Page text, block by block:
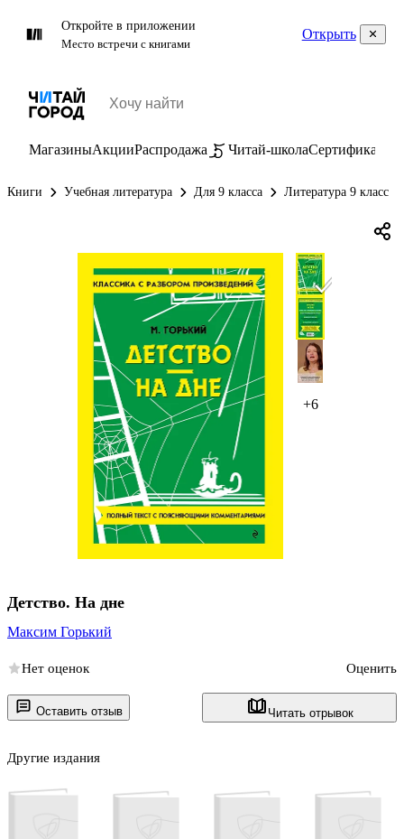
Откройте в приложении
Место встречи с книгами
Открыть
МагазиныАкцииРаспродажа Читай-школаСертификаты
Книги Учебная литература Для 9 класса Литература 9 класс
+6
Оставить отзыв Читать отрывок
Другие издания
Детство. На дне
Максим Горький
Нет оценок Оценить